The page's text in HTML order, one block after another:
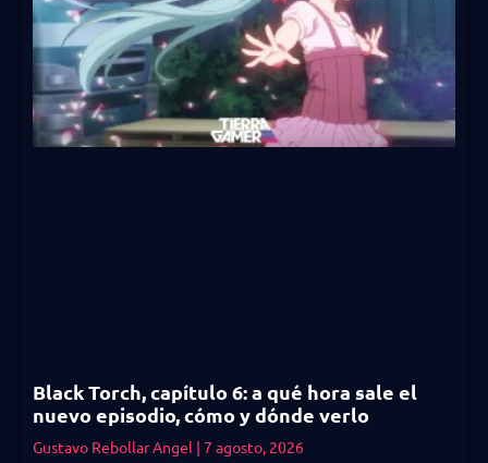
Black Torch, capítulo 6: a qué hora sale el
nuevo episodio, cómo y dónde verlo
Gustavo Rebollar Angel 7 agosto, 2026